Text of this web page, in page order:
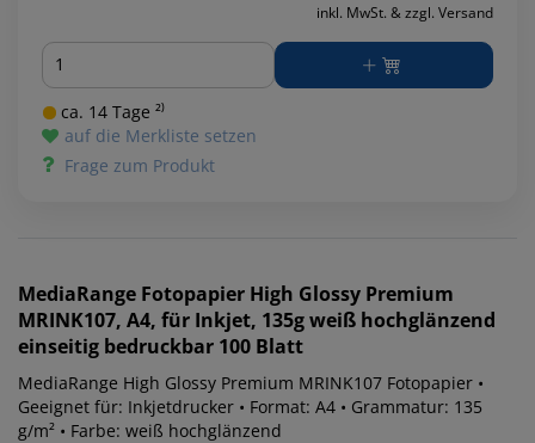
inkl. MwSt. & zzgl. Versand
Menge
ca. 14 Tage ²⁾
auf die Merkliste setzen
Frage zum Produkt
MediaRange Fotopapier High Glossy Premium
MRINK107, A4, für Inkjet, 135g weiß hochglänzend
einseitig bedruckbar 100 Blatt
MediaRange High Glossy Premium MRINK107 Fotopapier •
Geeignet für: Inkjetdrucker • Format: A4 • Grammatur: 135
g/m² • Farbe: weiß hochglänzend